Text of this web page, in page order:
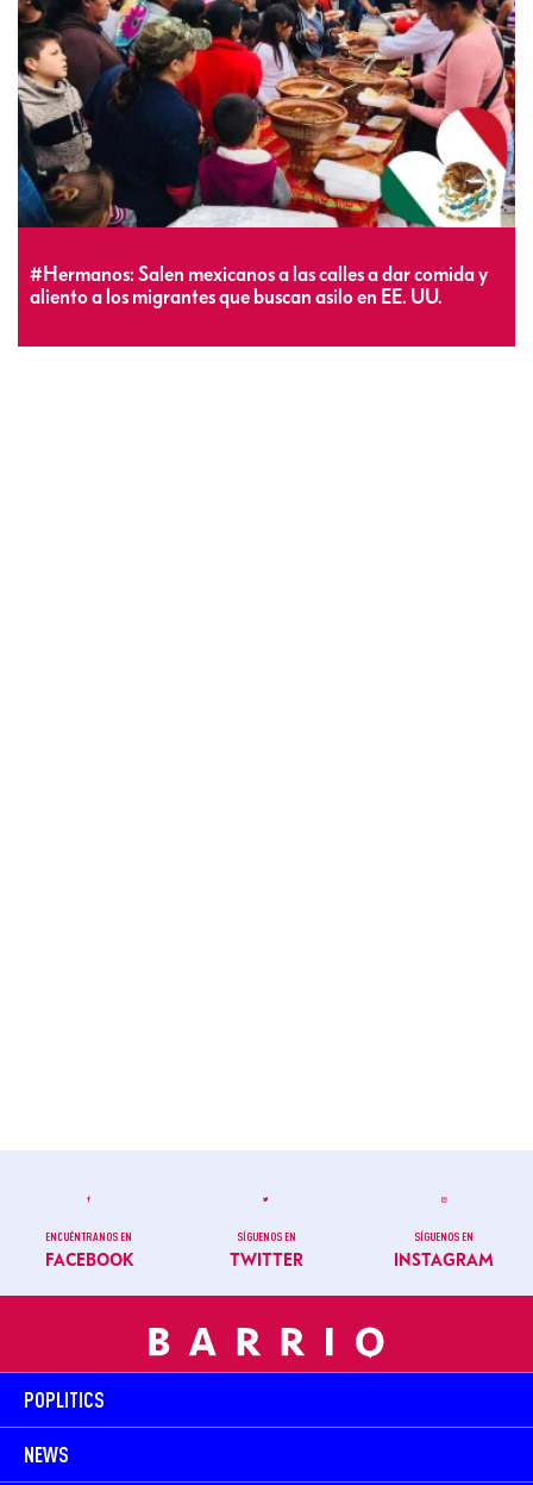
#Hermanos: Salen mexicanos a las calles a dar comida y
aliento a los migrantes que buscan asilo en EE. UU.
ENCUÉNTRANOS EN
FACEBOOK
SÍGUENOS EN
TWITTER
SÍGUENOS EN
INSTAGRAM
POPLITICS
NEWS